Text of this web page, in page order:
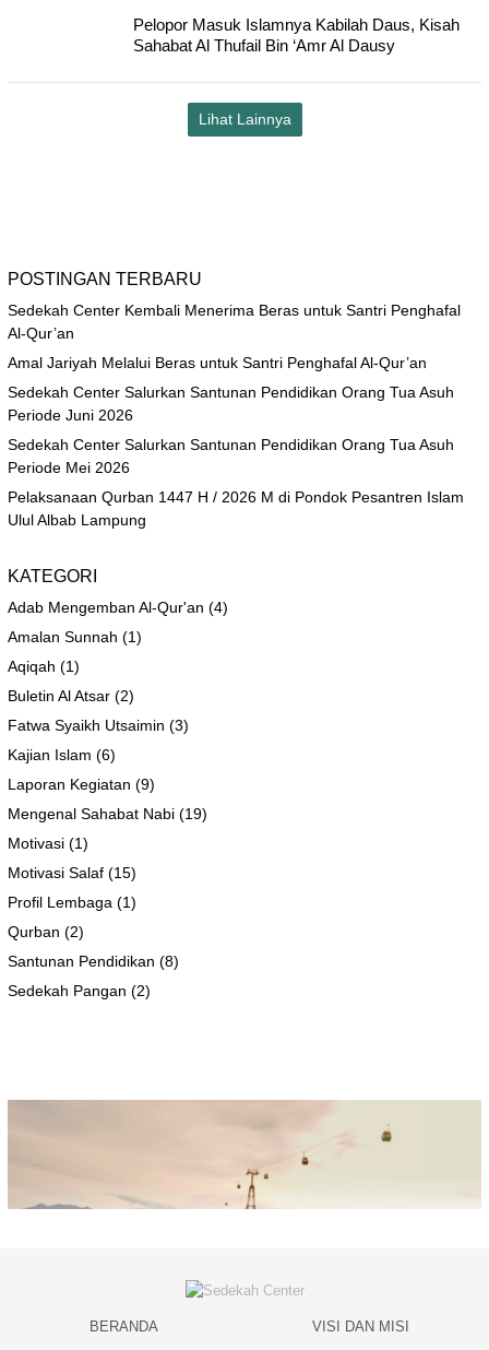
Pelopor Masuk Islamnya Kabilah Daus, Kisah
Sahabat Al Thufail Bin ‘Amr Al Dausy
Lihat Lainnya
POSTINGAN TERBARU
Sedekah Center Kembali Menerima Beras untuk Santri Penghafal
Al-Qur’an
Amal Jariyah Melalui Beras untuk Santri Penghafal Al-Qur’an
Sedekah Center Salurkan Santunan Pendidikan Orang Tua Asuh
Periode Juni 2026
Sedekah Center Salurkan Santunan Pendidikan Orang Tua Asuh
Periode Mei 2026
Pelaksanaan Qurban 1447 H / 2026 M di Pondok Pesantren Islam
Ulul Albab Lampung
KATEGORI
Adab Mengemban Al-Qur'an (4)
Amalan Sunnah (1)
Aqiqah (1)
Buletin Al Atsar (2)
Fatwa Syaikh Utsaimin (3)
Kajian Islam (6)
Laporan Kegiatan (9)
Mengenal Sahabat Nabi (19)
Motivasi (1)
Motivasi Salaf (15)
Profil Lembaga (1)
Qurban (2)
Santunan Pendidikan (8)
Sedekah Pangan (2)
BERANDA VISI DAN MISI